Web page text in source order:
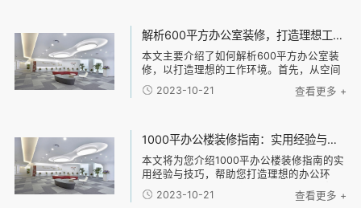
解析600平方办公室装修，打造理想工作环境的技巧与建议
本文主要介绍了如何解析600平方办公室装
修，以打造理想的工作环境。首先，从空间
布局和功能划分两个方面入手，分析了合理
的办公室布局和不同功能区域的设计建议。
2023-10-21 查看更多 +
1000平办公楼装修指南：实用经验与技巧解密，帮助您打造理想的办公环境！
本文将为您介绍1000平办公楼装修指南的实
用经验与技巧，帮助您打造理想的办公环
境。主要从以下四个方面进行阐述：1、规划
办公空间；2、选择合适的装修材料；3、设
2023-10-21 查看更多 +